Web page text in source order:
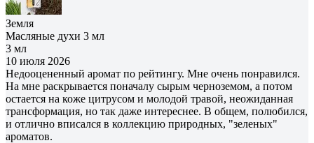
Земля
Масляные духи 3 мл
3 мл
10 июля 2026
Недооцененный аромат по рейтингу. Мне очень понравился.
На мне раскрывается поначалу сырым черноземом, а потом
остается на коже цитрусом и молодой травой, неожиданная
трансформация, но так даже интереснее. В общем, полюбился,
и отлично вписался в коллекцию природных, "зеленых"
ароматов.